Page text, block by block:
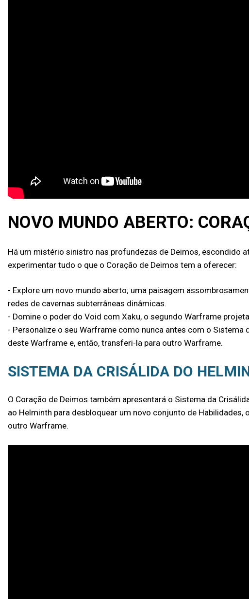
NOVO MUNDO ABERTO:
Há um mistério sinistro nas profundezas de Deimos, escondido
experimentar tudo o que o Coração de Deimos tem a oferecer:
- Explore um novo mundo aberto; uma paisagem
redes de cavernas subterrâneas dinâmicas.
- Domine o poder do Void com Xaku, o segundo Warframe
- Personalize o seu Warframe como nunca antes com o
deste Warframe e, então, transferi-la para outro Warframe.
SISTEMA DA CRISÁLIDA DO
O Coração de Deimos também apresentará o Sistema da
ao Helminth para desbloquear um novo conjunto de
outro Warframe.